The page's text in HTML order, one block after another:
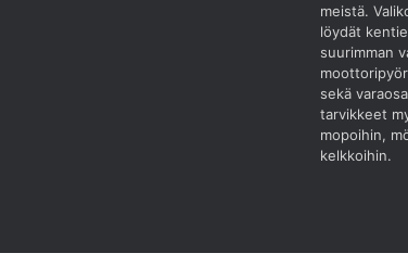
meistä.
löydät
suurimman
sekä
tarvikkeet
mopoihin,
kelkkoihin.